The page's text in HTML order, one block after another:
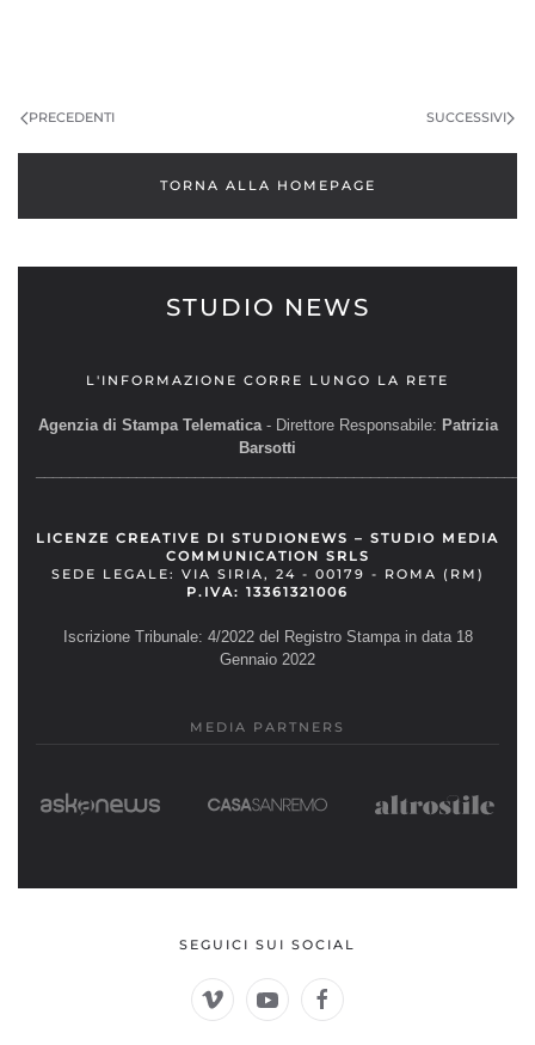
PRECEDENTI SUCCESSIVI
TORNA ALLA HOMEPAGE
STUDIO NEWS
L'INFORMAZIONE CORRE LUNGO LA RETE
Agenzia di Stampa Telematica- Direttore Responsabile: Patrizia
Barsotti
LICENZE CREATIVE DI STUDIONEWS – STUDIO MEDIA
COMMUNICATION SRLS
SEDE LEGALE: VIA SIRIA, 24 - 00179 - ROMA (RM)
P.IVA: 13361321006
Iscrizione Tribunale: 4/2022 del Registro Stampa in data 18
Gennaio 2022
MEDIA PARTNERS
SEGUICI SUI SOCIAL